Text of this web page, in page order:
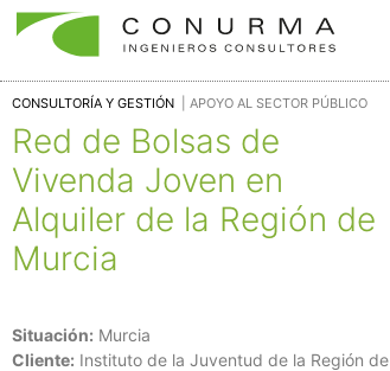
CONSULTORÍA Y GESTIÓN | APOYO AL SECTOR PÚBLICO
Red de Bolsas de
Vivenda Joven en
Alquiler de la Región de
Murcia
Situación: Murcia
Cliente: Instituto de la Juventud de la Región de